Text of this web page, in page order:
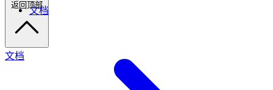
文档
返回顶部
文档